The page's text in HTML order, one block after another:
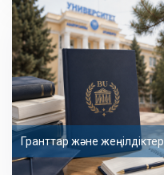
Гранттар және жеңілдіктер